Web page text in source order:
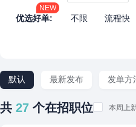
优选好单:
NEW
不限 流程快
默认 最新发布 发单方
共 27 个在招职位 本周上